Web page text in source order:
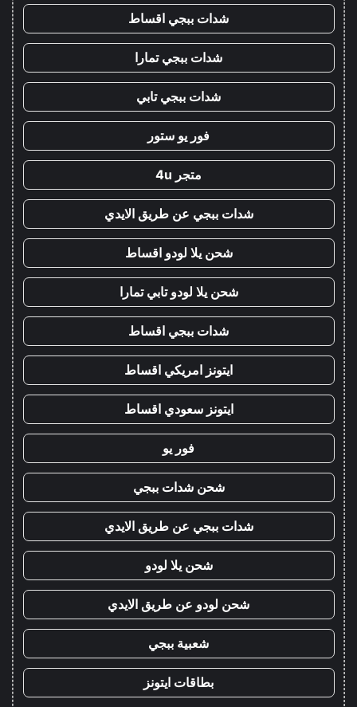
شدات ببجي اقساط
شدات ببجي تمارا
شدات ببجي تابي
فور يو ستور
متجر 4u
شدات ببجي عن طريق الايدي
شحن يلا لودو اقساط
شحن يلا لودو تابي تمارا
شدات ببجي اقساط
ايتونز امريكي اقساط
ايتونز سعودي اقساط
فور يو
شحن شدات ببجي
شدات ببجي عن طريق الايدي
شحن يلا لودو
شحن لودو عن طريق الايدي
شعبية ببجي
بطاقات ايتونز